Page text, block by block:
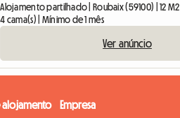
Alojamento partilhado | Roubaix (59100) | 12 M2
4 cama(s) | Mínimo de 1 mês
Ver anúncio
alojamento Empresa